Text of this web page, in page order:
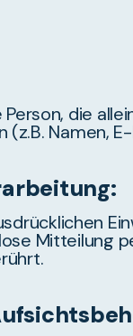
die
Namen,
Mitteilung